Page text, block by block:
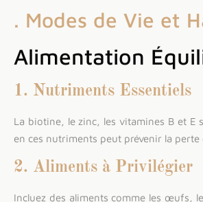
. Modes de Vie et
Alimentation
1. Nutriments Essentiels
La biotine, le zinc, les vitamines B et E
en ces nutriments peut prévenir la
2. Aliments à Privilégier
Incluez des aliments comme les œufs,